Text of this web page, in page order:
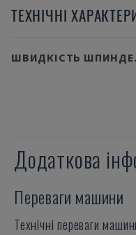
ТЕХНІЧНІ
ШВИДКІСТЬ
Додаткова
Переваги машини
Технічні переваги